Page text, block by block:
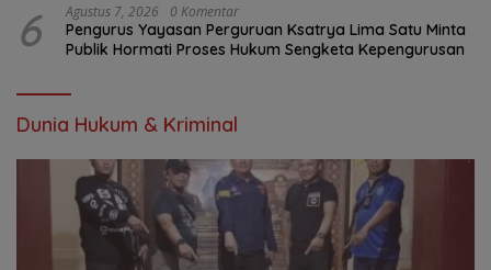
6 Agustus 7, 2026 0 Komentar
Pengurus Yayasan Perguruan Ksatrya Lima Satu Minta
Publik Hormati Proses Hukum Sengketa Kepengurusan
Dunia Hukum & Kriminal